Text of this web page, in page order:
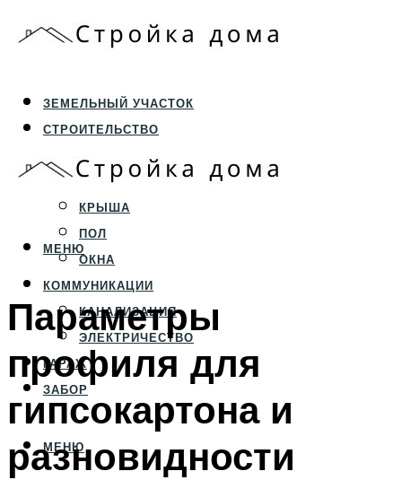
ЗЕМЕЛЬНЫЙ УЧАСТОК
СТРОИТЕЛЬСТВО
ФУНДАМЕНТ И ЦОКОЛЬ
ПЕРЕКРЫТИЯ И СТЕНЫ
КРЫША
ПОЛ
ОКНА
КОММУНИКАЦИИ
КАНАЛИЗАЦИЯ
ЭЛЕКТРИЧЕСТВО
ГАРАЖ
ЗАБОР
МЕНЮ
МЕНЮ
Параметры
профиля для
гипсокартона и
разновидности